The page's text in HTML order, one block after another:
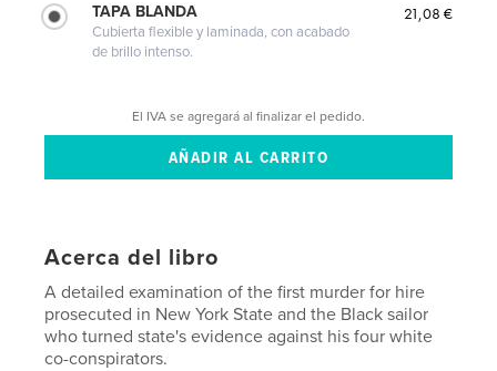
TAPA BLANDA
Cubierta flexible y laminada, con acabado
de brillo intenso.
21,08 €
El IVA se agregará al finalizar el pedido.
Acerca del libro
A detailed examination of the first murder for hire
prosecuted in New York State and the Black sailor
who turned state's evidence against his four white
co-conspirators.